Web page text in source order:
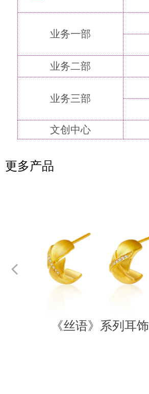
业务一部
业务二部
业务三部
文创中心
更多产品
《丝语》系列耳饰
넳